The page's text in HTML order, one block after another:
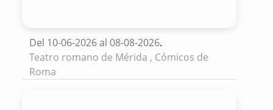
Del 10-06-2026 al 08-08-2026.
Teatro romano de Mérida , Cómicos de
Roma